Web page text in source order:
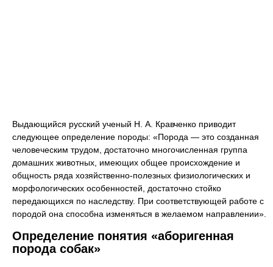
Выдающийся русский ученый Н. А. Кравченко приводит
следующее определение породы: «Порода — это созданная
человеческим трудом, достаточно многочисленная группа
домашних животных, имеющих общее происхождение и
общность ряда хозяйственно-полезных физиологических и
морфологических особенностей, достаточно стойко
передающихся по наследству. При соответствующей работе с
породой она способна изменяться в желаемом направлении».
Определение понятия «аборигенная
порода собак»